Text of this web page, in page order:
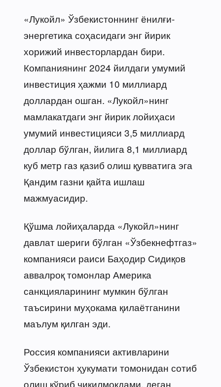
«Лукойл» Ўзбекистоннинг ёнилғи-
энергетика соҳасидаги энг йирик
хорижий инвесторлардан бири.
Компаниянинг 2024 йилдаги умумий
инвестиция ҳажми 10 миллиард
доллардан ошган. «Лукойл»нинг
мамлакатдаги энг йирик лойиҳаси
умумий инвестицияси 3,5 миллиард
доллар бўлган, йилига 8,1 миллиард
куб метр газ қазиб олиш қувватига эга
Қандим газни қайта ишлаш
мажмуасидир.
Қўшма лойиҳаларда «Лукойл»нинг
давлат шериги бўлган «Ўзбекнефтгаз»
компанияси раиси Баҳодир Сидиқов
аввалроқ томонлар Америка
санкцияларининг мумкин бўлган
таъсирини муҳокама қилаётганини
маълум қилган эди.
Россия компанияси активларини
Ўзбекистон ҳукумати томонидан сотиб
олиш кўриб чиқилмоқдами, деган